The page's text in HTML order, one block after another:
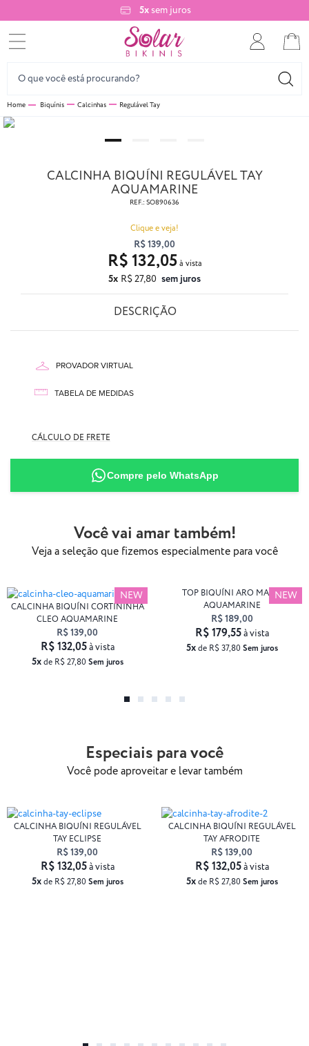
5xsem juros
Biquínis Calcinhas Regulável Tay
CALCINHA BIQUÍNI REGULÁVEL TAY
AQUAMARINE
REF.: SO890636
Clique e veja!
R$ 139,00
5x R$ 27,80 sem juros
R$ 132,05
DESCRIÇÃO
87% Poliamida
13% Elastano
PROVADOR VIRTUAL
TABELA DE MEDIDAS
CÁLCULO DE FRETE
Compre pelo WhatsApp
Você vai amar também!
Veja a seleção que fizemos especialmente para você
NEW
CALCINHA BIQUÍNI CORTININHA
CLEO AQUAMARINE
R$ 139,00
5xde R$ 27,80 Sem juros
R$ 132,05à vista
NEW
TOP BIQUÍNI ARO MAITÊ
AQUAMARINE
R$ 189,00
5xde R$ 37,80 Sem juros
R$ 179,55à vista
Especiais para você
Você pode aproveitar e levar também
CALCINHA BIQUÍNI REGULÁVEL
TAY ECLIPSE
R$ 139,00
5xde R$ 27,80 Sem juros
R$ 132,05à vista
CALCINHA BIQUÍNI REGULÁVEL
TAY AFRODITE
R$ 139,00
5xde R$ 27,80 Sem juros
R$ 132,05à vista